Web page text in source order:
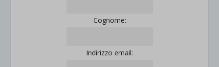
Cognome:
Indirizzo email: